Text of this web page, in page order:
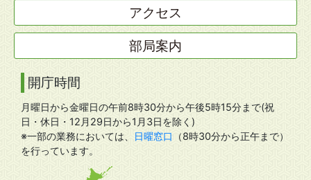
アクセス
部局案内
開庁時間
月曜日から金曜日の午前8時30分から午後5時15分まで(祝
日・休日・12月29日から1月3日を除く)
※一部の業務においては、
日曜窓口
（8時30分から正午まで）
を行っています。